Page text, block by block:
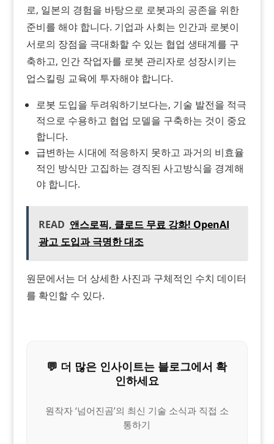
로, 일본의 경험을 바탕으로 로봇과의 공존을 위한
준비를 해야 합니다. 기업과 사회는 인간과 로봇이
서로의 장점을 극대화할 수 있는 협업 생태계를 구
축하고, 인간 작업자를 로봇 관리자로 성장시키는
업스킬링 교육에 투자해야 합니다.
로봇 도입을 두려워하기보다는, 기술 발전을 적극
적으로 수용하고 협업 모델을 구축하는 것이 중요
합니다.
급변하는 시대에 적응하지 못하고 과거의 비효율
적인 방식만 고집하는 경직된 사고방식을 경계해
야 합니다.
READ 앤스로픽, 클로드 무료 강화! OpenAI
광고 도입과 극명한 대조
원문에서는 더 상세한 사진과 구체적인 수치 데이터
를 확인할 수 있다.
💬 더 많은 인사이트는 블로그에서 확
인하세요
원작자 ‘넘어진곰’의 최신 기술 소식과 직접 소
통하기